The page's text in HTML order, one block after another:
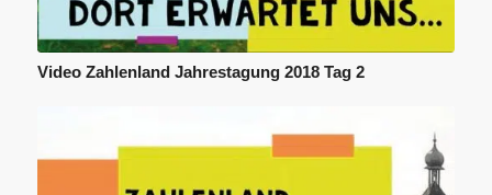
Video Zahlenland Jahrestagung 2018 Tag 2